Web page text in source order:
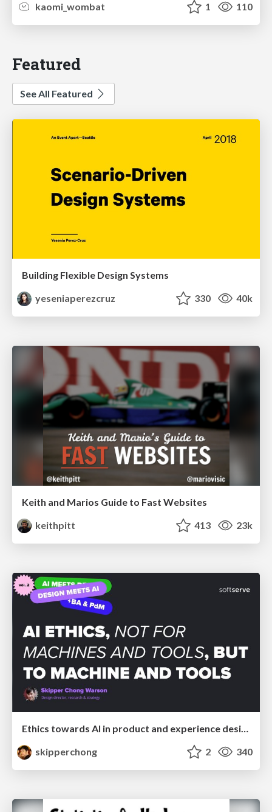
kaomi_wombat
1 110
Featured
See All Featured
Building Flexible Design Systems
yeseniaperezcruz
330 40k
Keith and Marios Guide to Fast Websites
keithpitt
413 23k
Ethics towards AI in product and experience design
skipperchong
2 340